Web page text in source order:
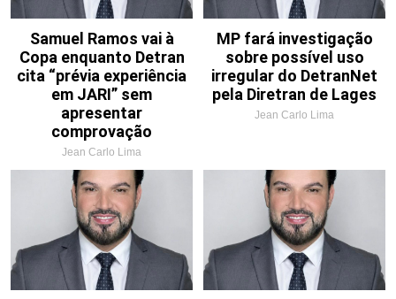
Samuel Ramos vai à
Copa enquanto Detran
cita “prévia experiência
em JARI” sem
apresentar
comprovação
Jean Carlo Lima
MP fará investigação
sobre possível uso
irregular do DetranNet
pela Diretran de Lages
Jean Carlo Lima